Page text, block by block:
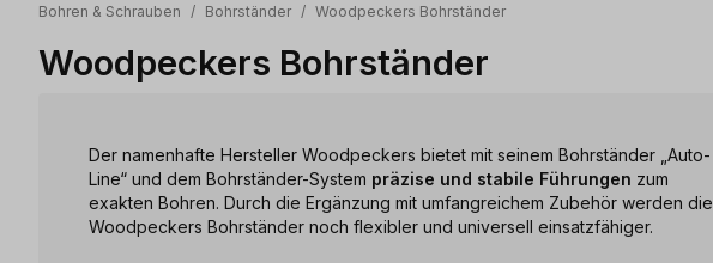
Bohren & Schrauben / Bohrständer / Woodpeckers Bohrständer
Woodpeckers Bohrständer
Der namenhafte Hersteller Woodpeckers bietet mit seinem Bohrständer „Auto-
Line“ und dem Bohrständer-System präzise und stabile Führungen zum
exakten Bohren. Durch die Ergänzung mit umfangreichem Zubehör werden die
Woodpeckers Bohrständer noch flexibler und universell einsatzfähiger.